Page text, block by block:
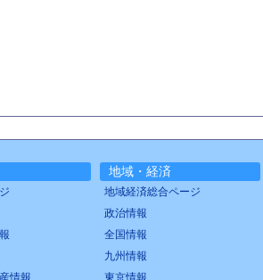
情報
地域・経済
地域経済総合ページ
政治情報
全国情報
九州情報
東京情報